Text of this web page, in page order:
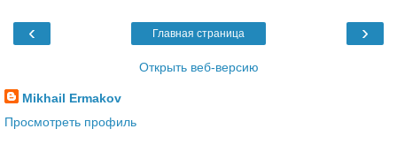
‹ ›
Главная страница
Открыть веб-версию
Mikhail Ermakov
Просмотреть профиль